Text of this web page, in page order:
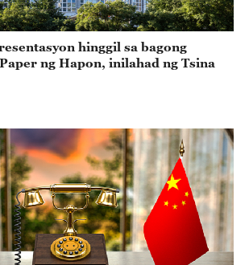
hinggil sa bagong
ng Hapon, inilahad ng Tsina